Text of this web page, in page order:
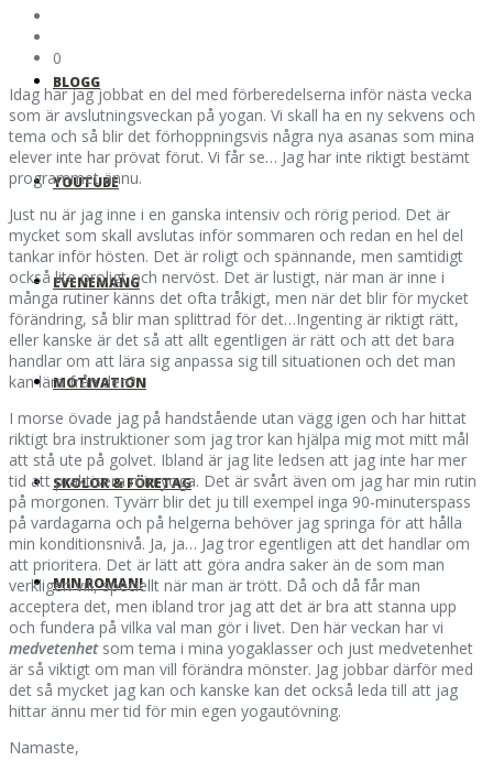
BLOGG
YOUTUBE
EVENEMANG
MOTIVATION
SKOLOR & FÖRETAG
MIN ROMAN!
0
Idag har jag jobbat en del med förberedelserna inför nästa vecka
som är avslutningsveckan på yogan. Vi skall ha en ny sekvens och
tema och så blir det förhoppningsvis några nya asanas som mina
elever inte har prövat förut. Vi får se… Jag har inte riktigt bestämt
programmet ännu.
Just nu är jag inne i en ganska intensiv och rörig period. Det är
mycket som skall avslutas inför sommaren och redan en hel del
tankar inför hösten. Det är roligt och spännande, men samtidigt
också lite oroligt och nervöst. Det är lustigt, när man är inne i
många rutiner känns det ofta tråkigt, men när det blir för mycket
förändring, så blir man splittrad för det…Ingenting är riktigt rätt,
eller kanske är det så att allt egentligen är rätt och att det bara
handlar om att lära sig anpassa sig till situationen och det man
kan lära från den?
I morse övade jag på handstående utan vägg igen och har hittat
riktigt bra instruktioner som jag tror kan hjälpa mig mot mitt mål
att stå ute på golvet. Ibland är jag lite ledsen att jag inte har mer
tid att praktisera min yoga. Det är svårt även om jag har min rutin
på morgonen. Tyvärr blir det ju till exempel inga 90-minuterspass
på vardagarna och på helgerna behöver jag springa för att hålla
min konditionsnivå. Ja, ja… Jag tror egentligen att det handlar om
att prioritera. Det är lätt att göra andra saker än de som man
verkligen vill, speciellt när man är trött. Då och då får man
acceptera det, men ibland tror jag att det är bra att stanna upp
och fundera på vilka val man gör i livet. Den här veckan har vi
medvetenhetsom tema i mina yogaklasser och just medvetenhet
är så viktigt om man vill förändra mönster. Jag jobbar därför med
det så mycket jag kan och kanske kan det också leda till att jag
hittar ännu mer tid för min egen yogautövning.
Namaste,